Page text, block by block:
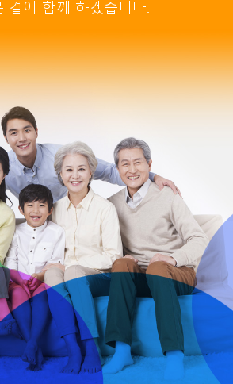
곁에 함께 하겠습니다.